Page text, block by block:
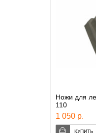
Ножи для
110
1 050 р.